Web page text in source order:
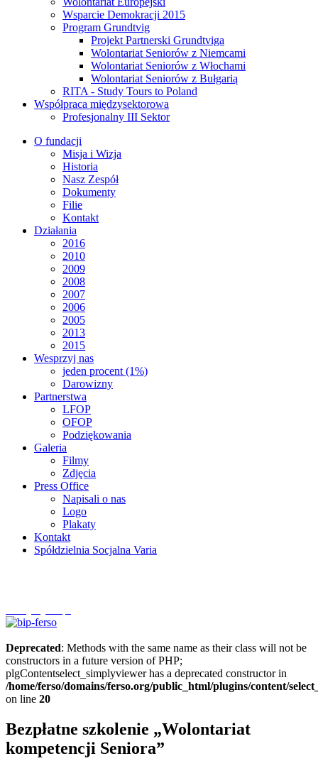
Wsparcie Demokracji 2015
Program Grundtvig
Projekt Partnerski Grundtviga
Wolontariat Seniorów z Niemcami
Wolontariat Seniorów z Włochami
Wolontariat Seniorów z Bułgarią
RITA - Study Tours to Poland
Współpraca międzysektorowa
Profesjonalny III Sektor
O fundacji
Misja i Wizja
Historia
Nasz Zespół
Dokumenty
Filie
Kontakt
Działania
2016
2010
2009
2008
2007
2006
2005
2013
2015
Wesprzyj nas
jeden procent (1%)
Darowizny
Partnerstwa
LFOP
OFOP
Podziękowania
Galeria
Filmy
Zdjęcia
Press Office
Napisali o nas
Logo
Plakaty
Kontakt
Spółdzielnia Socjalna Varia
Deprecated: Methods with the same name as their class will not be
constructors in a future version of PHP;
plgContentselect_simplyviewer has a deprecated constructor in
/home/ferso/domains/ferso.org/public_html/plugins/content/
on line 20
Bezpłatne szkolenie „Wolontariat
kompetencji Seniora”